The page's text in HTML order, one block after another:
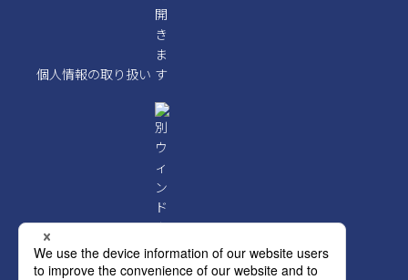
個人情報の取り扱い